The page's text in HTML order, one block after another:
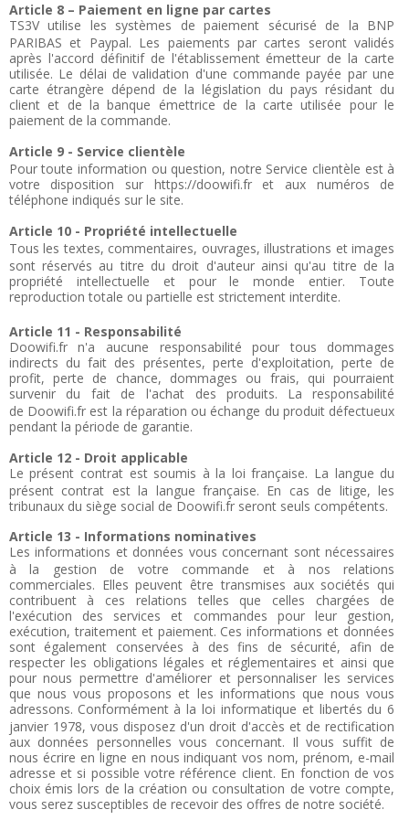
Article 8 – Paiement en ligne par cartes
TS3V utilise les systèmes de paiement sécurisé de la BNP
PARIBAS et Paypal. Les paiements par cartes seront validés
après l'accord définitif de l'établissement émetteur de la carte
utilisée. Le délai de validation d'une commande payée par une
carte étrangère dépend de la législation du pays résidant du
client et de la banque émettrice de la carte utilisée pour le
paiement de la commande.
Article 9 - Service clientèle
Pour toute information ou question, notre Service clientèle est à
votre disposition sur https://doowifi.fr et aux numéros de
téléphone indiqués sur le site.
Article 10 - Propriété intellectuelle
Tous les textes, commentaires, ouvrages, illustrations et images
sont réservés au titre du droit d'auteur ainsi qu'au titre de la
propriété intellectuelle et pour le monde entier. Toute
reproduction totale ou partielle est strictement interdite.
Article 11 - Responsabilité
Doowifi.fr n'a aucune responsabilité pour tous dommages
indirects du fait des présentes, perte d'exploitation, perte de
profit, perte de chance, dommages ou frais, qui pourraient
survenir du fait de l'achat des produits.
La responsabilité
de Doowifi.fr est la réparation ou échange du produit défectueux
pendant la période de garantie.
Article 12 - Droit applicable
Le présent contrat est soumis à la loi française. La langue du
présent contrat est la langue française. En cas de litige, les
tribunaux du siège social de Doowifi.fr seront seuls compétents.
Article 13 - Informations nominatives
Les informations et données vous concernant sont nécessaires
à la gestion de votre commande et à nos relations
commerciales. Elles peuvent être transmises aux sociétés qui
contribuent à ces relations telles que celles chargées de
l'exécution des services et commandes pour leur gestion,
exécution, traitement et paiement. Ces informations et données
sont également conservées à des fins de sécurité, afin de
respecter les obligations légales et réglementaires et ainsi que
pour nous permettre d'améliorer et personnaliser les services
que nous vous proposons et les informations que nous vous
adressons. Conformément à la loi informatique et libertés du 6
janvier 1978, vous disposez d'un droit d'accès et de rectification
aux données personnelles vous concernant. Il vous suffit de
nous écrire en ligne en nous indiquant vos nom, prénom, e-mail
adresse et si possible votre référence client. En fonction de vos
choix émis lors de la création ou consultation de votre compte,
vous serez susceptibles de recevoir des offres de notre société.